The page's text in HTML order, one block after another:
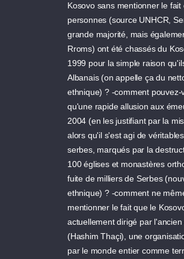
Kosovo sans mentionner le
personnes (source UNHCR,
grande majorité, mais
Rroms) ont été chassés du
1999 pour la simple raison
Albanais (on appelle ça du
ethnique) ? -comment pouvez-
qu'une rapide allusion aux
2004 (en les justifiant par la
alors qu'il s'est agi de
serbes, marqués par la
100 églises et monastères
fuite de milliers de Serbes
ethnique) ? -comment ne
mentionner le fait que le
actuellement dirigé par
(Hashim Thaçi), une
par le monde entier comme